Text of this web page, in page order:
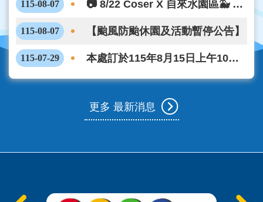
115-08-07
📷 8/22 Coser X 自來水園區🐳 攝
115-08-07 【颱風防颱休園及活動暫停公告】
115-07-29
本處訂於115年8月15日上午10點
整開放115年10~12月好水探秘行
更多 最新消息